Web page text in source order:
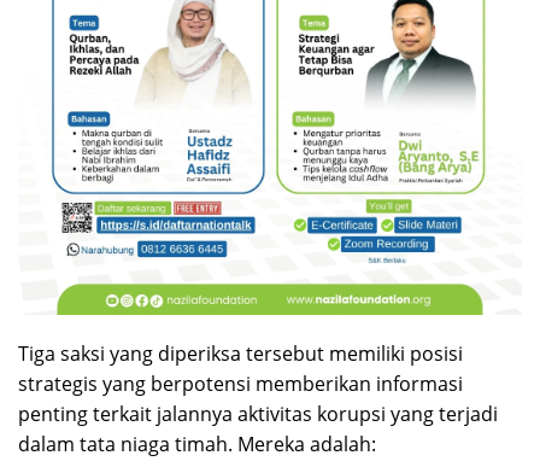
Tiga saksi yang diperiksa tersebut memiliki posisi
strategis yang berpotensi memberikan informasi
penting terkait jalannya aktivitas korupsi yang terjadi
dalam tata niaga timah. Mereka adalah: